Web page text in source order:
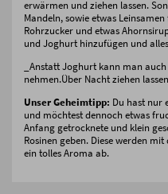
erwärmen und ziehen lassen.
Mandeln, sowie etwas
Rohrzucker und etwas
und Joghurt hinzufügen und
_Anstatt Joghurt kann man
nehmen.Über Nacht ziehen
Unser Geheimtipp: Du hast nur
und möchtest dennoch etwas
Anfang getrocknete und klein
Rosinen geben. Diese werden
ein tolles Aroma ab.